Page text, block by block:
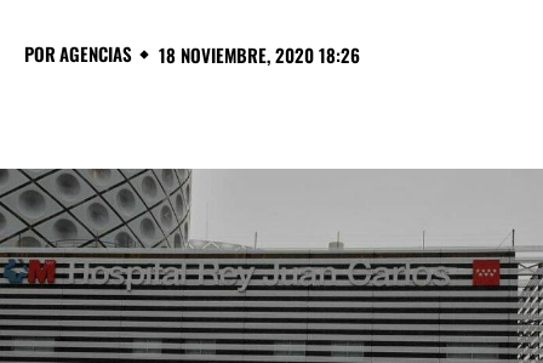
PORAGENCIAS 18 NOVIEMBRE, 2020 18:26